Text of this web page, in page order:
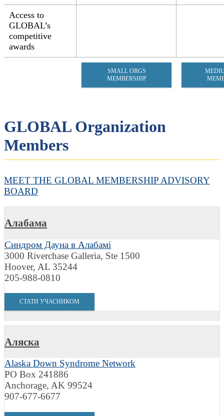
Access to
GLOBAL’s
competitive
awards
SMALL ORGS
MEMBERSHIP
GLOBAL Organization
Members
MEET THE GLOBAL MEMBERSHIP ADVISORY
BOARD
Алабама
Синдром Дауна в Алабамі
3000 Riverchase Galleria, Ste 1500
Hoover, AL 35244
205-988-0810
СТАТИ УЧАСНИКОМ
Аляска
Alaska Down Syndrome Network
PO Box 241886
Anchorage, AK 99524
907-677-6677